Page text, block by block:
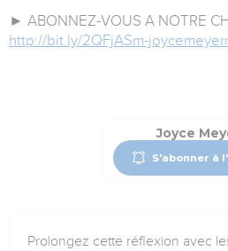
► ABONNEZ-VOUS A NOTRE
http://bit.ly/2QFjASm-
Joyce
S'abonner à
Prolongez cette réflexion avec